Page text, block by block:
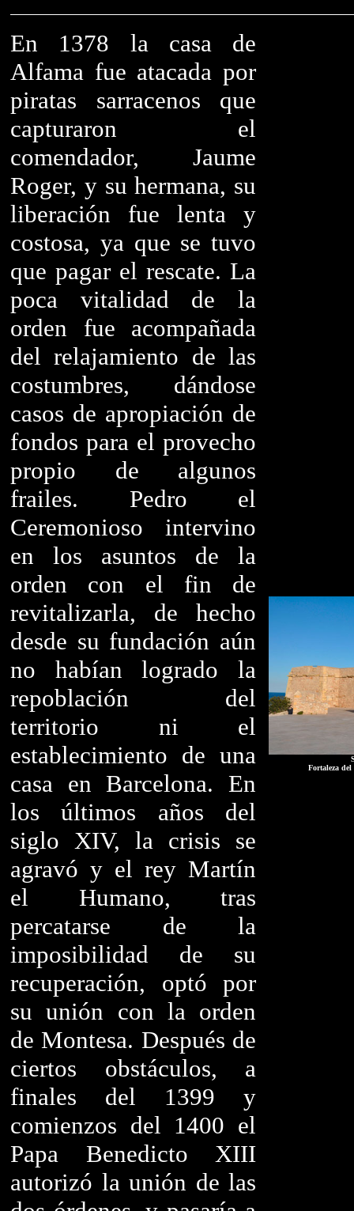
En 1378 la casa de
Alfama fue atacada por
piratas sarracenos que
capturaron el
comendador, Jaume
Roger, y su hermana, su
liberación fue lenta y
costosa, ya que se tuvo
que pagar el rescate. La
poca vitalidad de la
orden fue acompañada
del relajamiento de las
costumbres, dándose
casos de apropiación de
fondos para el provecho
propio de algunos
frailes. Pedro el
Ceremonioso intervino
en los asuntos de la
orden con el fin de
revitalizarla, de hecho
desde su fundación aún
no habían logrado la
repoblación del
territorio ni el
establecimiento de una
casa en Barcelona. En
los últimos años del
siglo XIV, la crisis se
agravó y el rey Martín
el Humano, tras
percatarse de la
imposibilidad de su
recuperación, optó por
su unión con la orden
de Montesa. Después de
ciertos obstáculos, a
finales del 1399 y
comienzos del 1400 el
Papa Benedicto XIII
autorizó la unión de las
Fortaleza